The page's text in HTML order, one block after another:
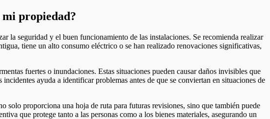
mi propiedad?
la seguridad y el buen funcionamiento de las instalaciones. Se recomienda realizar
tiene un alto consumo eléctrico o se han realizado renovaciones significativas,
fuertes o inundaciones. Estas situaciones pueden causar daños invisibles que
ayuda a identificar problemas antes de que se conviertan en situaciones de
solo proporciona una hoja de ruta para futuras revisiones, sino que también puede
que protege tanto a las personas como a los bienes materiales, asegurando un